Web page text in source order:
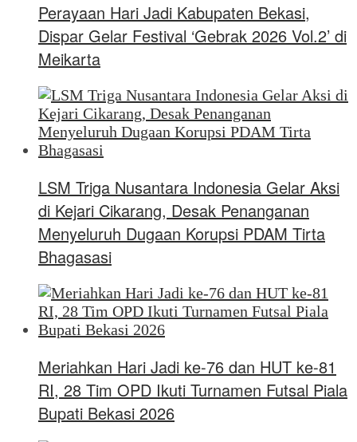
Perayaan Hari Jadi Kabupaten Bekasi,
Dispar Gelar Festival ‘Gebrak 2026 Vol.2’ di
Meikarta
LSM Triga Nusantara Indonesia Gelar Aksi
di Kejari Cikarang, Desak Penanganan
Menyeluruh Dugaan Korupsi PDAM Tirta
Bhagasasi
Meriahkan Hari Jadi ke-76 dan HUT ke-81
RI, 28 Tim OPD Ikuti Turnamen Futsal Piala
Bupati Bekasi 2026